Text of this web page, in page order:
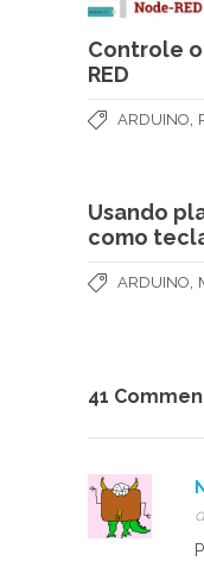
Controle
RED
ARDUINO
Usando
como
ARDUINO
41